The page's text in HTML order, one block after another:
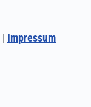
| Impressum